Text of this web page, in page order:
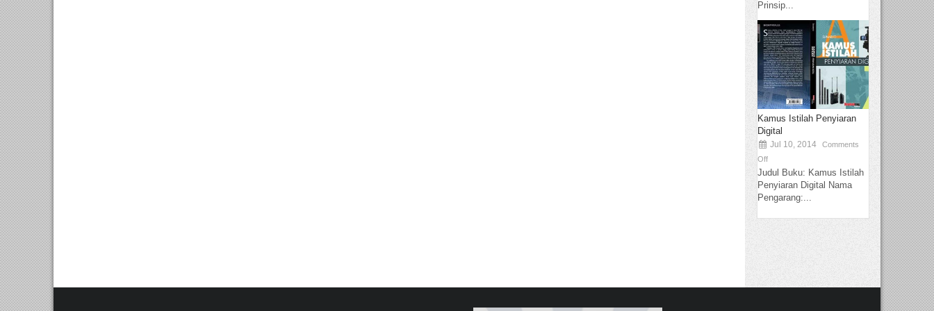
Prinsip...
Kamus Istilah Penyiaran
Digital
Jul 10, 2014
Comments
Off
Judul Buku: Kamus Istilah
Penyiaran Digital Nama
Pengarang:...